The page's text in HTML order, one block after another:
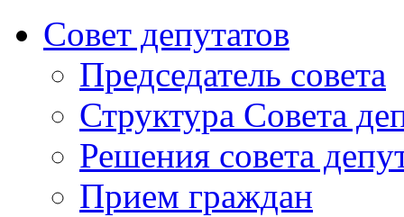
Совет депутатов
Председатель совета
Структура Совета
Решения совета
Прием граждан